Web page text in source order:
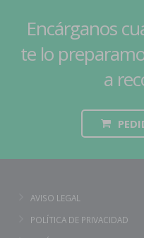
Encárganos
te lo
a
AVISO LEGAL
POLÍTICA DE PRIVACIDAD